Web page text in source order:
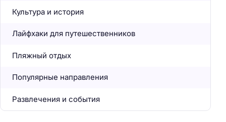
Культура и история
Лайфхаки для путешественников
Пляжный отдых
Популярные направления
Развлечения и события